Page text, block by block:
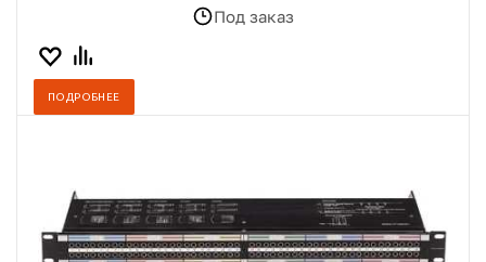
Под заказ
ПОДРОБНЕЕ